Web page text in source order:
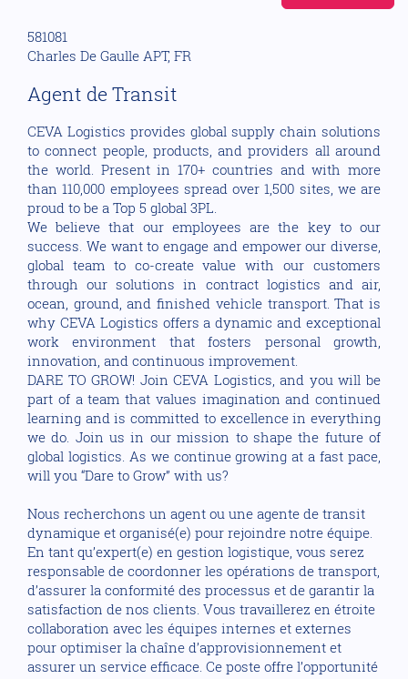
581081
Charles De Gaulle APT, FR
Agent de Transit
CEVA Logistics provides global supply chain solutions
to connect people, products, and providers all around
the world. Present in 170+ countries and with more
than 110,000 employees spread over 1,500 sites, we are
proud to be a Top 5 global 3PL.
We believe that our employees are the key to our
success. We want to engage and empower our diverse,
global team to co-create value with our customers
through our solutions in contract logistics and air,
ocean, ground, and finished vehicle transport. That is
why CEVA Logistics offers a dynamic and exceptional
work environment that fosters personal growth,
innovation, and continuous improvement.
DARE TO GROW! Join CEVA Logistics, and you will be
part of a team that values imagination and continued
learning and is committed to excellence in everything
we do. Join us in our mission to shape the future of
global logistics. As we continue growing at a fast pace,
will you “Dare to Grow” with us?
Nous recherchons un agent ou une agente de transit
dynamique et organisé(e) pour rejoindre notre équipe.
En tant qu’expert(e) en gestion logistique, vous serez
responsable de coordonner les opérations de transport,
d’assurer la conformité des processus et de garantir la
satisfaction de nos clients. Vous travaillerez en étroite
collaboration avec les équipes internes et externes
pour optimiser la chaîne d’approvisionnement et
assurer un service efficace. Ce poste offre l’opportunité